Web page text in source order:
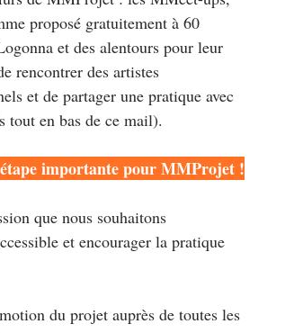
proposé gratuitement à 60
et des alentours pour leur
rencontrer des artistes
et de partager une pratique avec
tout en bas de ce mail).
étape importante pour MMProjet !
que nous souhaitons
et encourager la pratique
du projet auprès de toutes les